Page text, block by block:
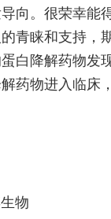
向。很荣幸能
青睐和支持，
白降解药物发
药物进入临床
物